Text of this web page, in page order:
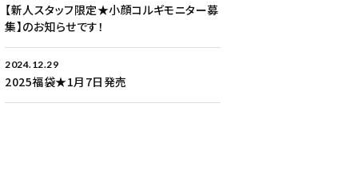
【新人スタッフ限定★小顔コルギモニター募
集】のお知らせです！
2024.12.29
2025福袋★1月7日発売